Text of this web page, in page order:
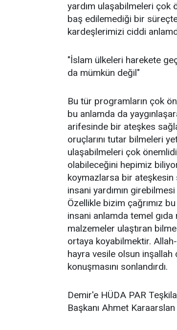
yardım ulaşabilmeleri çok
baş edilemediği bir
kardeşlerimizi ciddi
"İslam ülkeleri harekete
da mümkün değil"
Bu tür programların çok
bu anlamda da
arifesinde bir ateşkes
oruçlarını tutar bilmeleri
ulaşabilmeleri çok
olabileceğini hepimiz
koymazlarsa bir ateşkesin
insani yardımın
Özellikle bizim çağrımız
insani anlamda temel gıda
malzemeler ulaştıran
ortaya koyabilmektir.
hayra vesile olsun
konuşmasını sonlandırdı.
Demir'e HÜDA PAR
Başkanı Ahmet